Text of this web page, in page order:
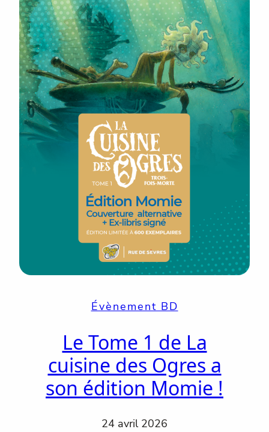
Évènement BD
Le Tome 1 de La
cuisine des Ogres a
son édition Momie !
24 avril 2026